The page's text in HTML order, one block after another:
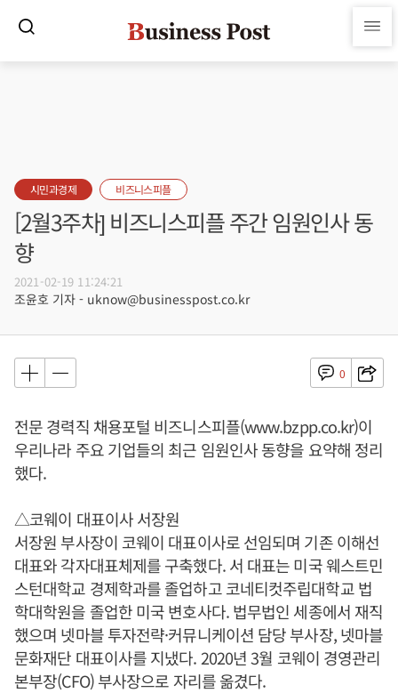
시민과경제 비즈니스피플
[2월3주차] 비즈니스피플 주간 임원인사 동
향
2021-02-19 11:24:21
조윤호 기자 - uknow@businesspost.co.kr
0
전문 경력직 채용포털 비즈니스피플(www.bzpp.co.kr)이
우리나라 주요 기업들의 최근 임원인사 동향을 요약해 정리
했다.
△코웨이 대표이사 서장원
서장원 부사장이 코웨이 대표이사로 선임되며 기존 이해선
대표와 각자대표체제를 구축했다. 서 대표는 미국 웨스트민
스턴대학교 경제학과를 졸업하고 코네티컷주립대학교 법
학대학원을 졸업한 미국 변호사다. 법무법인 세종에서 재직
했으며 넷마블 투자전략·커뮤니케이션 담당 부사장, 넷마블
문화재단 대표이사를 지냈다. 2020년 3월 코웨이 경영관리
본부장(CFO) 부사장으로 자리를 옮겼다.